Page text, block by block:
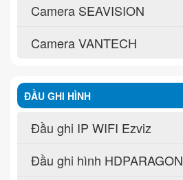
Camera SEAVISION
Camera VANTECH
ĐẦU GHI HÌNH
Đầu ghi IP WIFI Ezviz
Đầu ghi hình HDPARAGON